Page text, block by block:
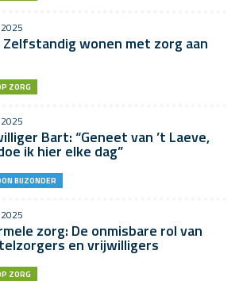
Zelfstandig wonen met zorg aan
ZORG
Bart: “Geneet van ’t Laeve,
ik hier elke dag”
BIJZONDER
zorg: De onmisbare rol van
en vrijwilligers
ZORG